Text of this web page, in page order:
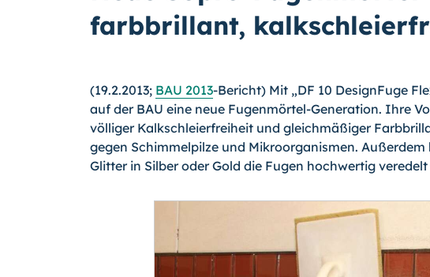
farbbrillant,
(19.2.2013; BAU 2013-Bericht) Mit „DF 10 DesignFuge
auf der BAU eine neue Fugenmörtel-Generation. Ihre
völliger Kalkschleierfreiheit und gleichmäßiger
gegen Schimmelpilze und Mikroorganismen. Außerdem
Glitter in Silber oder Gold die Fugen hochwertig veredelt